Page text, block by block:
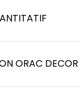
ORAC DECOR